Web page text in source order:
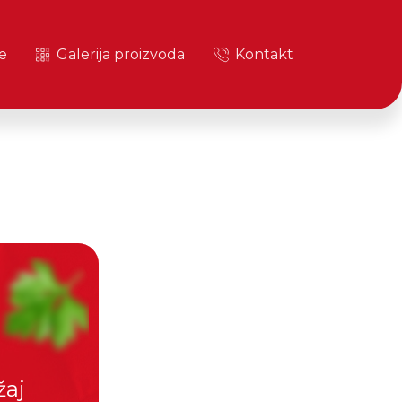
Galerija proizvoda Kontakt